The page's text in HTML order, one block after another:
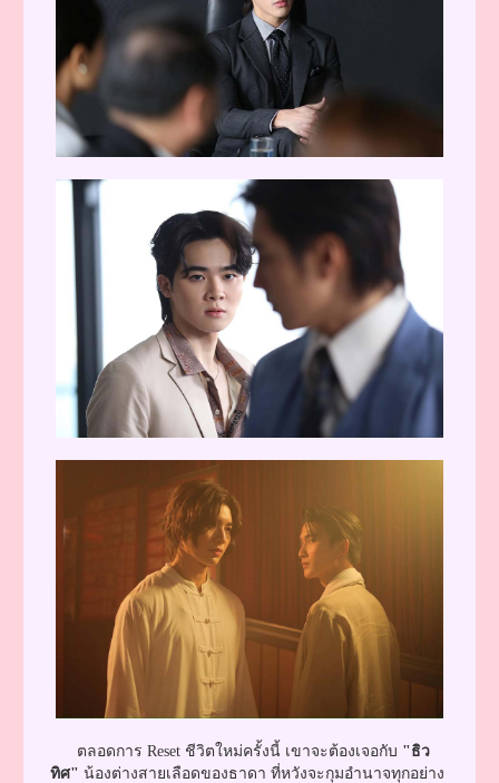
ตลอดการ Reset ชีวิตใหม่ครั้งนี้ เขาจะต้องเจอกับ "ธิว
ทิศ" น้องต่างสายเลือดของธาดา ที่หวังจะกุมอำนาจทุกอย่าง